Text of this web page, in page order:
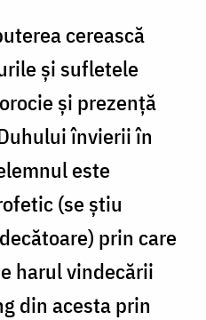
cerească
şi sufletele
şi prezenţă
învierii în
este
(se ştiu
prin care
harul vindecării
din acesta prin